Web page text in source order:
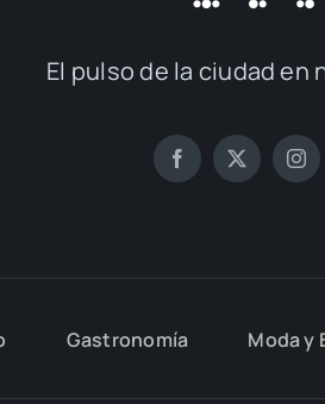
El pul­so de la ciu­dad en
Gas­tro­no­mía Moda y